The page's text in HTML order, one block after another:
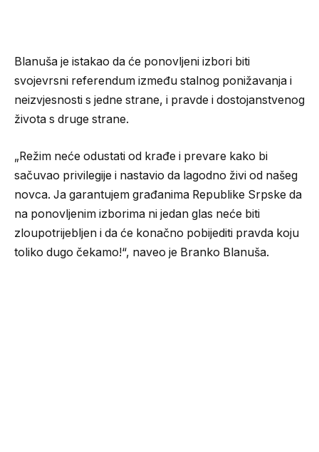
Blanuša je istakao da će ponovljeni izbori biti
svojevrsni referendum između stalnog ponižavanja i
neizvjesnosti s jedne strane, i pravde i dostojanstvenog
života s druge strane.
„Režim neće odustati od krađe i prevare kako bi
sačuvao privilegije i nastavio da lagodno živi od našeg
novca. Ja garantujem građanima Republike Srpske da
na ponovljenim izborima ni jedan glas neće biti
zloupotrijebljen i da će konačno pobijediti pravda koju
toliko dugo čekamo!“, naveo je Branko Blanuša.